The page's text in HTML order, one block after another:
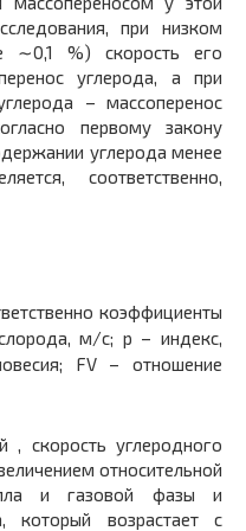
при низком
∼0,1 %) скорость его
углерода, а при
– массоперенос
первому закону
углерода менее
соответственно,
коэффициенты
м/с; р – индекс,
FV – отношение
скорость углеродного
относительной
и газовой фазы и
который возрастает с